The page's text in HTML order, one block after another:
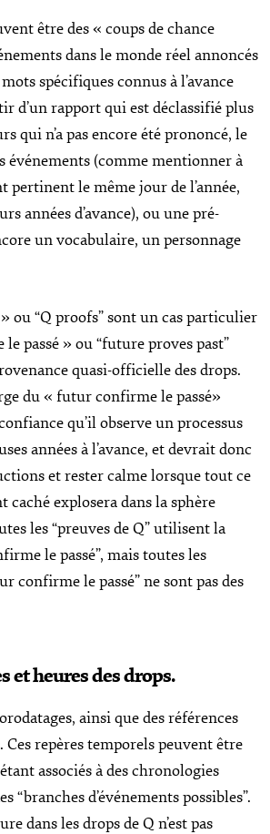
être des « coups de chance
dans le monde réel annoncés
spécifiques connus à l’avance
d’un rapport qui est déclassifié plus
qui n’a pas encore été prononcé, le
événements (comme mentionner à
pertinent le même jour de l’année,
années d’avance), ou une pré-
un vocabulaire, un personnage
ou “Q proofs” sont un cas particulier
passé » ou “future proves past”
quasi-officielle des drops.
du « futur confirme le passé»
qu’il observe un processus
années à l’avance, et devrait donc
et rester calme lorsque tout ce
caché explosera dans la sphère
les “preuves de Q” utilisent la
le passé”, mais toutes les
confirme le passé” ne sont pas des
et heures des drops.
ainsi que des références
Ces repères temporels peuvent être
associés à des chronologies
“branches d’événements possibles”.
dans les drops de Q n’est pas